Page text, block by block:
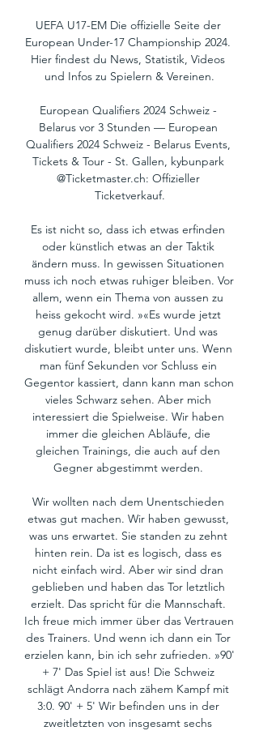
UEFA U17-EM Die offizielle Seite der
European Under-17 Championship 2024.
Hier findest du News, Statistik, Videos
und Infos zu Spielern & Vereinen.
European Qualifiers 2024 Schweiz -
Belarus vor 3 Stunden — European
Qualifiers 2024 Schweiz - Belarus Events,
Tickets & Tour - St. Gallen, kybunpark
@Ticketmaster.ch: Offizieller
Ticketverkauf.
Es ist nicht so, dass ich etwas erfinden
oder künstlich etwas an der Taktik
ändern muss. In gewissen Situationen
muss ich noch etwas ruhiger bleiben. Vor
allem, wenn ein Thema von aussen zu
heiss gekocht wird. »«Es wurde jetzt
genug darüber diskutiert. Und was
diskutiert wurde, bleibt unter uns. Wenn
man fünf Sekunden vor Schluss ein
Gegentor kassiert, dann kann man schon
vieles Schwarz sehen. Aber mich
interessiert die Spielweise. Wir haben
immer die gleichen Abläufe, die
gleichen Trainings, die auch auf den
Gegner abgestimmt werden.
Wir wollten nach dem Unentschieden
etwas gut machen. Wir haben gewusst,
was uns erwartet. Sie standen zu zehnt
hinten rein. Da ist es logisch, dass es
nicht einfach wird. Aber wir sind dran
geblieben und haben das Tor letztlich
erzielt. Das spricht für die Mannschaft.
Ich freue mich immer über das Vertrauen
des Trainers. Und wenn ich dann ein Tor
erzielen kann, bin ich sehr zufrieden. »90'
+ 7' Das Spiel ist aus! Die Schweiz
schlägt Andorra nach zähem Kampf mit
3:0. 90' + 5' Wir befinden uns in der
zweitletzten von insgesamt sechs